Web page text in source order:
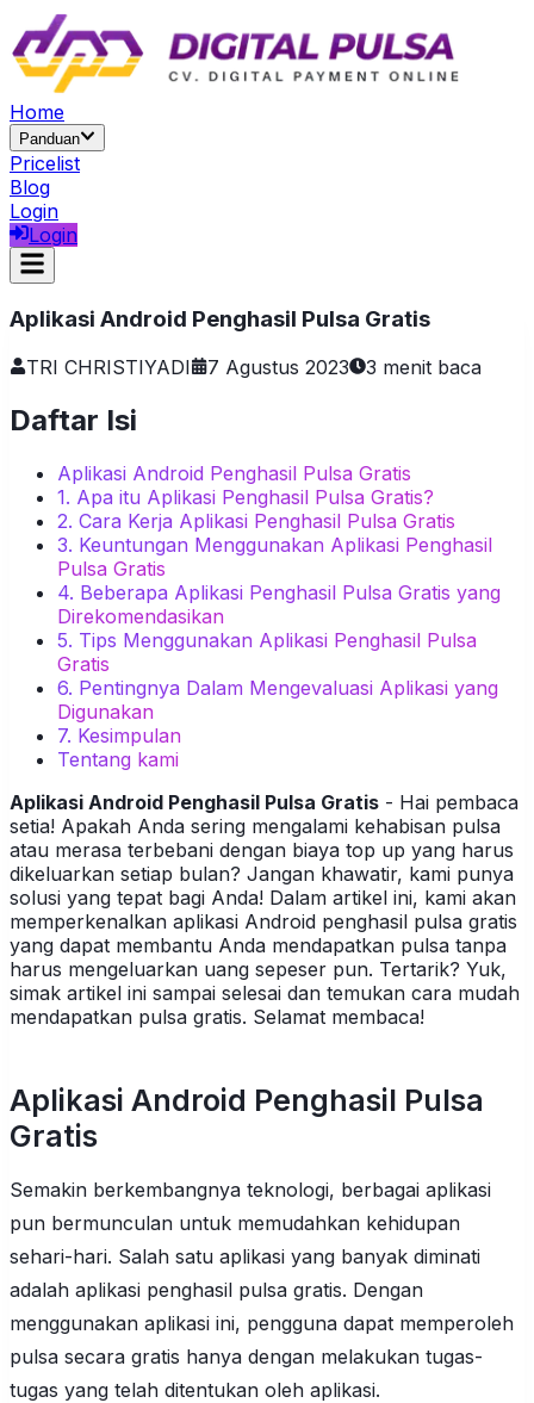
Home
Panduan
Pricelist
Blog
Login
Login
Aplikasi Android Penghasil Pulsa Gratis
TRI CHRISTIYADI 7 Agustus 2023 3 menit baca
Daftar Isi
Aplikasi Android Penghasil Pulsa Gratis
1. Apa itu Aplikasi Penghasil Pulsa Gratis?
2. Cara Kerja Aplikasi Penghasil Pulsa Gratis
3. Keuntungan Menggunakan Aplikasi Penghasil
Pulsa Gratis
4. Beberapa Aplikasi Penghasil Pulsa Gratis yang
Direkomendasikan
5. Tips Menggunakan Aplikasi Penghasil Pulsa
Gratis
6. Pentingnya Dalam Mengevaluasi Aplikasi yang
Digunakan
7. Kesimpulan
Tentang kami
Aplikasi Android Penghasil Pulsa Gratis - Hai pembaca
setia! Apakah Anda sering mengalami kehabisan pulsa
atau merasa terbebani dengan biaya top up yang harus
dikeluarkan setiap bulan? Jangan khawatir, kami punya
solusi yang tepat bagi Anda! Dalam artikel ini, kami akan
memperkenalkan aplikasi Android penghasil pulsa gratis
yang dapat membantu Anda mendapatkan pulsa tanpa
harus mengeluarkan uang sepeser pun. Tertarik? Yuk,
simak artikel ini sampai selesai dan temukan cara mudah
mendapatkan pulsa gratis. Selamat membaca!
Aplikasi Android Penghasil Pulsa
Gratis
Semakin berkembangnya teknologi, berbagai aplikasi
pun bermunculan untuk memudahkan kehidupan
sehari-hari. Salah satu aplikasi yang banyak diminati
adalah aplikasi penghasil pulsa gratis. Dengan
menggunakan aplikasi ini, pengguna dapat memperoleh
pulsa secara gratis hanya dengan melakukan tugas-
tugas yang telah ditentukan oleh aplikasi.